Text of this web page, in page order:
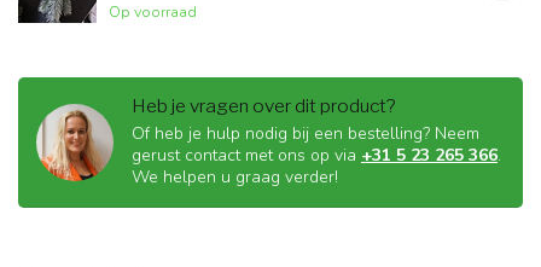
Op voorraad
Heb je vragen over dit product?
Of heb je hulp nodig bij een bestelling? Neem
gerust contact met ons op via +31 5 23 265 366.
We helpen u graag verder!